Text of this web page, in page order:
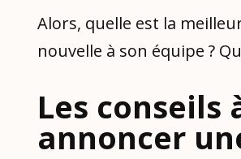
Alors, quelle est la
nouvelle à son équipe ?
Les conseils
annoncer